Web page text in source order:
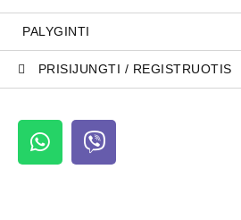
PALYGINTI
PRISIJUNGTI / REGISTRUOTIS